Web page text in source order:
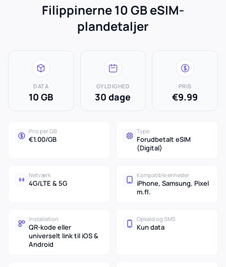
Filippinerne 10 GB eSIM-
plandetaljer
DATA
10 GB
GYLDIGHED
30 dage
PRIS
€9.99
Pris per GB
€1.00/GB
Type
Forudbetalt eSIM
(Digital)
Netværk
4G/LTE & 5G
Kompatible enheder
iPhone, Samsung, Pixel
m.fl.
Installation
QR-kode eller
universelt link til iOS &
Android
Opkald og SMS
Kun data